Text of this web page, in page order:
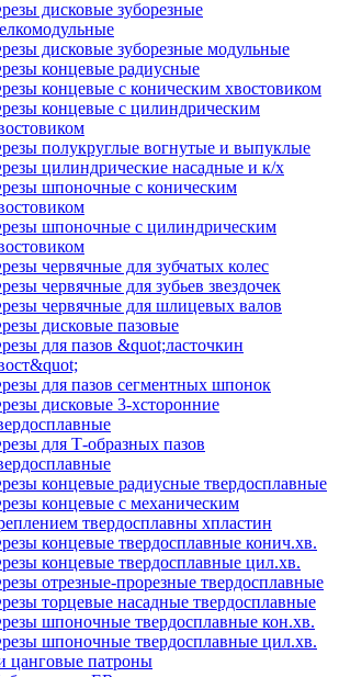
дисковые зуборезные
дисковые зуборезные модульные
концевые радиусные
концевые с коническим хвостовиком
концевые с цилиндрическим
полукруглые вогнутые и выпуклые
цилиндрические насадные и к/х
шпоночные с коническим
шпоночные с цилиндрическим
червячные для зубчатых колес
червячные для зубьев звездочек
червячные для шлицевых валов
дисковые пазовые
для пазов &quot;ласточкин
для пазов сегментных шпонок
дисковые 3-хсторонние
для Т-образных пазов
концевые радиусные твердосплавные
концевые с механическим
твердосплавны хпластин
концевые твердосплавные конич.хв.
концевые твердосплавные цил.хв.
отрезные-прорезные твердосплавные
торцевые насадные твердосплавные
шпоночные твердосплавные кон.хв.
шпоночные твердосплавные цил.хв.
цанговые патроны